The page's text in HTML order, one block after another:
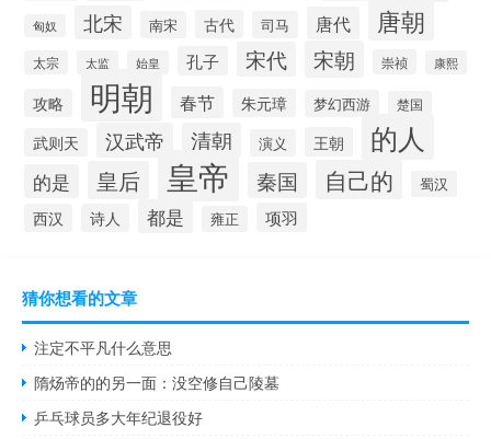
匈奴 北宋 南宋 古代 司马 唐代 唐朝
太宗 太监 始皇 孔子 宋代 宋朝 崇祯 康熙
攻略 明朝 春节 朱元璋 梦幻西游 楚国
武则天 汉武帝 清朝 演义 王朝 的人
的是 皇后 皇帝 秦国 自己的 蜀汉
西汉 诗人 都是 雍正 项羽
猜你想看的文章
注定不平凡什么意思
隋炀帝的的另一面：没空修自己陵墓
乒乓球员多大年纪退役好